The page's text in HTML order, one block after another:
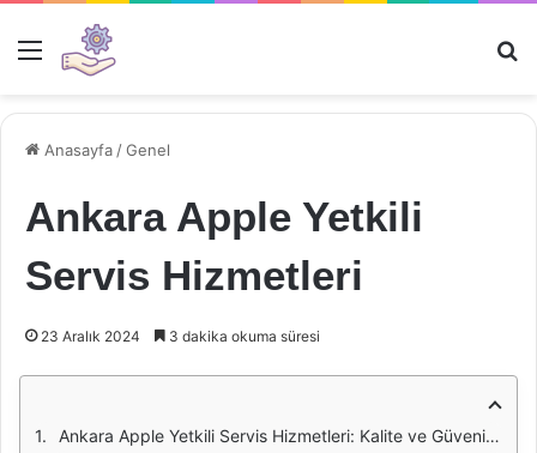
Menü
Anasayfa /Genel
Ankara Apple Yetkili
Servis Hizmetleri
23 Aralık 2024 3 dakika okuma süresi
Ankara Apple Yetkili Servis Hizmetleri: Kalite ve Güvenin Adresi